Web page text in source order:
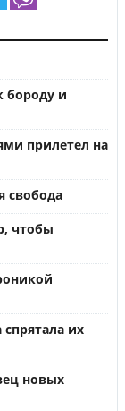
бороду и
прилетел на
свобода
чтобы
их
новых